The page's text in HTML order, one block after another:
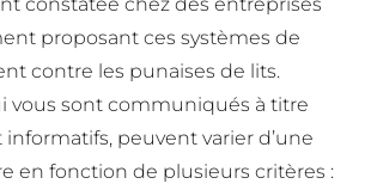
proposant ces systèmes de
contre les punaises de lits.
vous sont communiqués à titre
peuvent varier d’une
en fonction de plusieurs critères :